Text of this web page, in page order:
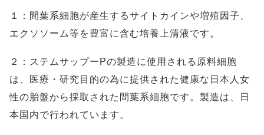
１：間葉系細胞が産生するサイトカインや増殖因子、
エクソソーム等を豊富に含む培養上清液です。
２：ステムサップーPの製造に使用される原料細胞
は、医療・研究目的の為に提供された健康な日本人女
性の胎盤から採取された間葉系細胞です。製造は、日
本国内で行われています。